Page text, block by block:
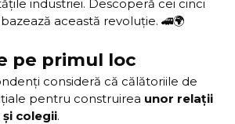
industriei. Descoperă cei cinci
această revoluție. 🚄🌍
pe primul loc
consideră că călătoriile de
pentru construirea unor relații
colegii.